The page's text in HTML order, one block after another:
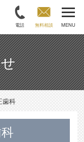
電話 無料相談 MENU
歯科